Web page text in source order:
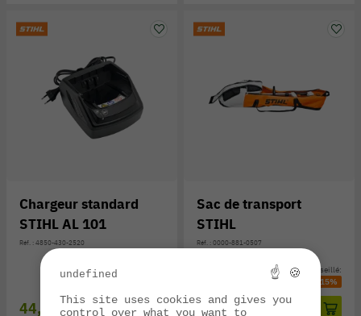
Chargeur standard
STIHL AL 101
Réf. : 4850-430-2520
44,00 €
Prix public conseillé:
Sac de transport
STIHL
Réf. : 0000-881-0507
45,00 €
Prix public conseillé:
-15%
undefined ☝ 🍪
This site uses cookies and gives you
control over what you want to